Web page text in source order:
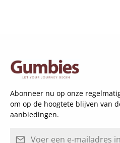
Abonneer nu op onze
om op de hoogtete blijven van
aanbiedingen.